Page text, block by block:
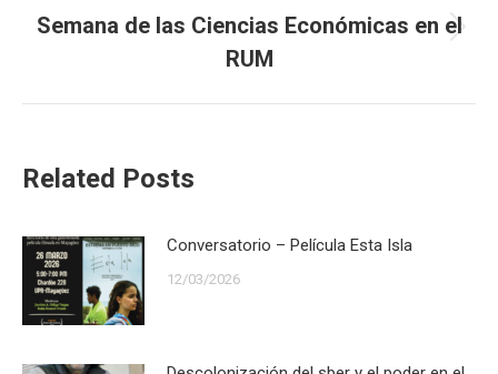
Next
post:
Semana de las Ciencias Económicas en el
RUM
Related Posts
Conversatorio – Película Esta Isla
12/03/2026